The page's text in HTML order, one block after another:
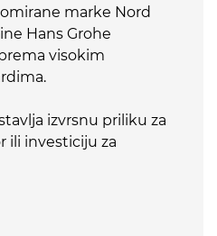
marke Nord
Hans Grohe
visokim
izvrsnu priliku za
ili investiciju za